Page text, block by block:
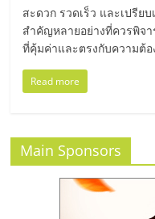
ไทย,
SMEs,
แฟ
รน
ไชส์,
สะดวก รวดเร็ว และเปรีย
สำคัญหลายอย่างที่ควรพิจ
ที่คุ้มค่าและตรงกับความต้อ
Read more
Main Sponsors